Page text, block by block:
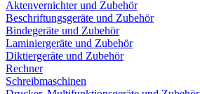
Aktenvernichter und Zubehör
Beschriftungsgeräte und Zubehör
Bindegeräte und Zubehör
Laminiergeräte und Zubehör
Diktiergeräte und Zubehör
Rechner
Schreibmaschinen